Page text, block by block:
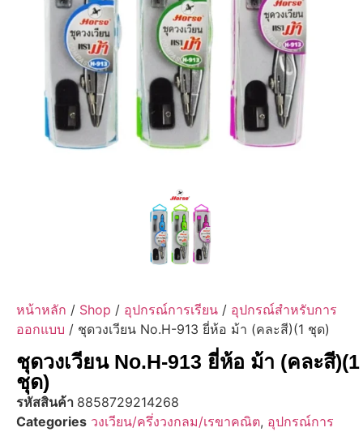
หน้าหลัก / Shop / อุปกรณ์การเรียน / อุปกรณ์สำหรับการ
ออกแบบ / ชุดวงเวียน No.H-913 ยี่ห้อ ม้า (คละสี)(1 ชุด)
ชุดวงเวียน No.H-913 ยี่ห้อ ม้า (คละสี)(1
ชุด)
รหัสสินค้า 8858729214268
Categories วงเวียน/ครึ่งวงกลม/เรขาคณิต, อุปกรณ์การ